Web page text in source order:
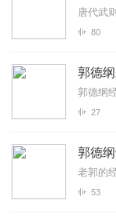
唐代武
80
郭德
郭德纲
27
郭德纲
老郭的
53